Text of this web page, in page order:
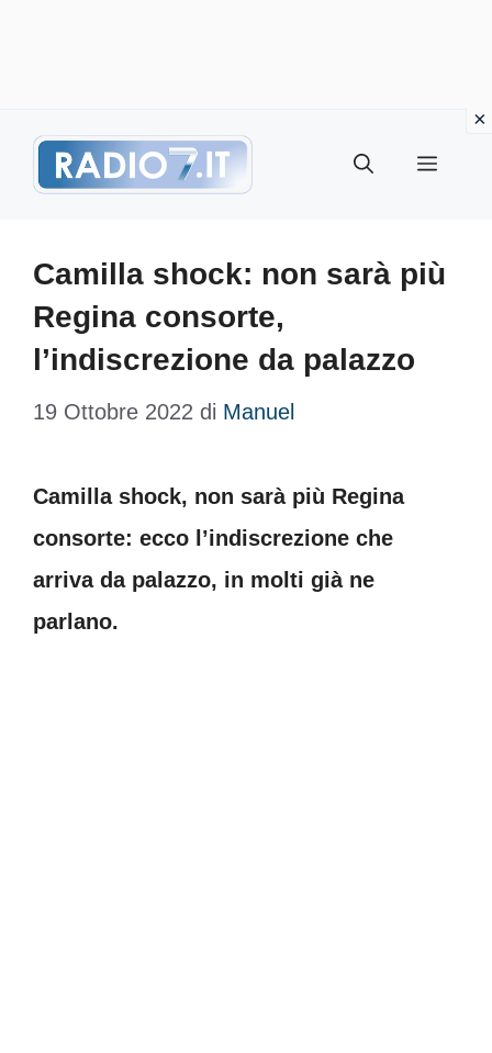
Menu
Camilla shock: non sarà più
Regina consorte,
l’indiscrezione da palazzo
19 Ottobre 2022 di Manuel
Camilla shock, non sarà più Regina
consorte: ecco l’indiscrezione che
arriva da palazzo, in molti già ne
parlano.